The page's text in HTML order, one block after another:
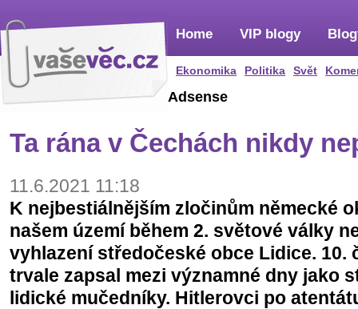
Home
Ekonomika Politika Svět
VIP blogy
Adsense
Ta rána v Čechách nikdy
11.6.2021 11:18
K nejbestiálnějším zločinům německé
našem území během 2. světové války
vyhlazení středočeské obce Lidice. 10.
trvale zapsal mezi významné dny jako
lidické mučedníky. Hitlerovci po